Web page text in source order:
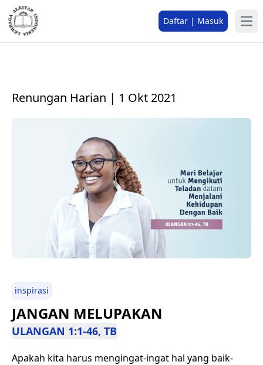
Daftar | Masuk
Renungan Harian | 1 Okt 2021
inspirasi
JANGAN MELUPAKAN
ULANGAN 1:1-46, TB
Apakah kita harus mengingat-ingat hal yang baik-